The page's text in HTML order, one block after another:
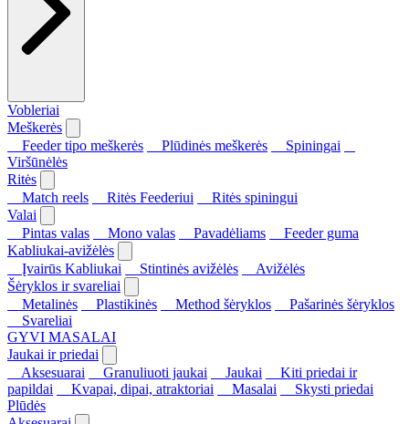
Vobleriai
Meškerės
Feeder tipo meškerės
Plūdinės meškerės
Spiningai
Viršūnėlės
Ritės
Match reels
Ritės Feederiui
Ritės spiningui
Valai
Pintas valas
Mono valas Pavadėliams
Feeder guma
Kabliukai-avižėlės
Įvairūs Kabliukai
Stintinės avižėlės
Avižėlės
Šėryklos ir svareliai
Metalinės
Plastikinės Method šėryklos
Pašarinės šėryklos
Svareliai
GYVI MASALAI
Jaukai ir priedai
Aksesuarai
Granuliuoti jaukai Jaukai
Kiti priedai ir
papildai
Kvapai, dipai, atraktoriai Masalai
Skysti priedai
Plūdės